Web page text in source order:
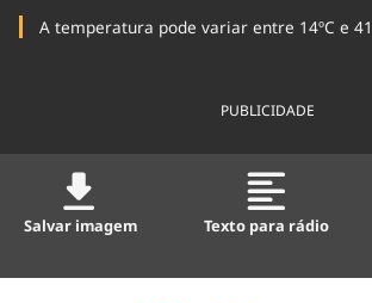
A temperatura pode variar entre 14ºC e
PUBLICIDADE
Salvar imagem Texto para rádio